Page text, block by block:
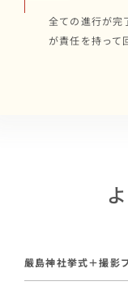
全ての進行が完
が責任を持って
嚴島神社挙式＋撮影